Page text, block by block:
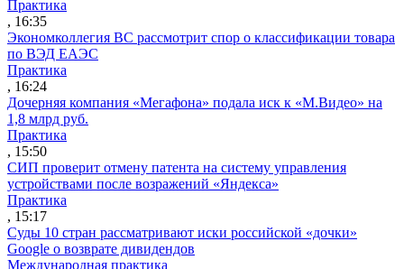
Практика
, 16:35
Экономколлегия ВС рассмотрит спор о классификации товара
по ВЭД ЕАЭС
Практика
, 16:24
Дочерняя компания «Мегафона» подала иск к «М.Видео» на
1,8 млрд руб.
Практика
, 15:50
СИП проверит отмену патента на систему управления
устройствами после возражений «Яндекса»
Практика
, 15:17
Суды 10 стран рассматривают иски российской «дочки»
Google о возврате дивидендов
Международная практика